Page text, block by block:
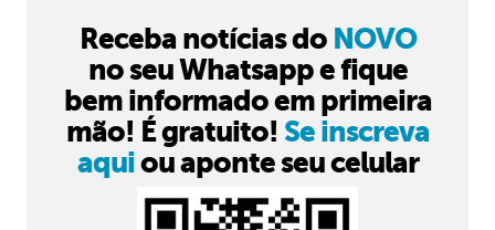
Receba notícias do NOVO
no seu Whatsapp e fique
bem informado em primeira
mão! É gratuito! Se inscreva
aquiou aponte seu celular